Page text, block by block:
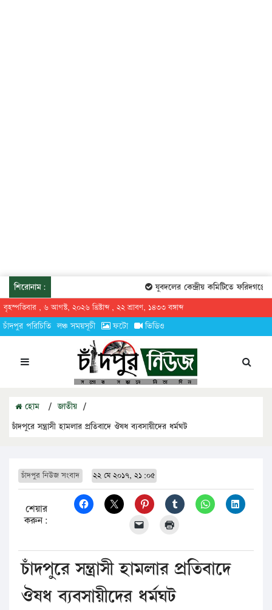
শিরোনাম: যুবদলের কেন্দ্রীয় কমিটিতে ফরিদগঞ্জের
বৃহস্পতিবার , ৬ আগস্ট, ২০২৬ খ্রিষ্টাব্দ , ২২ শ্রাবণ, ১৪৩৩ বঙ্গাব্দ
চাঁদপুর পরিচিতি লঞ্চ সময়সূচী ফটো ভিডিও
হোম / জাতীয় /
চাঁদপুরে সন্ত্রাসী হামলার প্রতিবাদে ঔষধ ব্যবসায়ীদের ধর্মঘট
চাঁদপুর নিউজ সংবাদ ২২ মে ২০১৭, ২১:০৫
শেয়ার
করুন:
চাঁদপুরে সন্ত্রাসী হামলার প্রতিবাদে
ঔষধ ব্যবসায়ীদের ধর্মঘট